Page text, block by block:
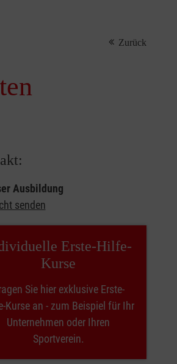
Zurück
Ausbildung
senden
Erste-Hilfe-
Kurse
Sie hier exklusive Erste-
Kurse an - zum Beispiel für Ihr
Unternehmen oder Ihren
Sportverein.